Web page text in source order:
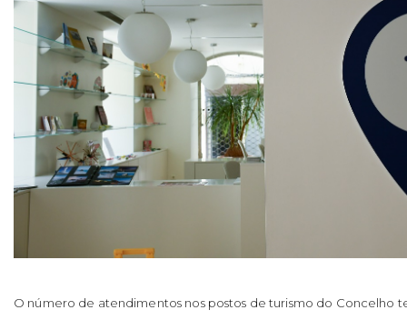
O número de atendimentos nos postos de turismo do Concelho